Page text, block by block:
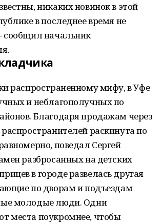
никаких новинок в этой
в последнее время не
сообщил начальник
распространенному мифу, в Уфе
и неблагополучных по
Благодаря продажам через
распространителей раскинута по
поведал Сергей
разбросанных на детских
в городе развелась другая
по дворам и подъездам
молодые люди. Одни
места поукромнее, чтобы